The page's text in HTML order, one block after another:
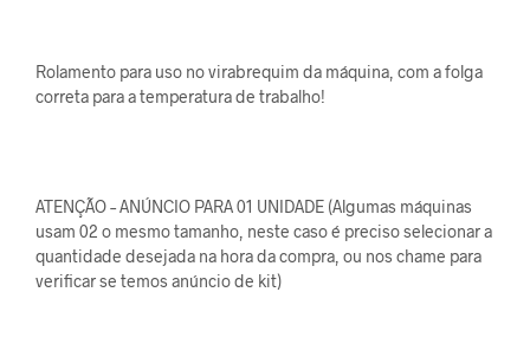
Rolamento para uso no virabrequim da máquina, com a folga
correta para a temperatura de trabalho!
ATENÇÃO – ANÚNCIO PARA 01 UNIDADE (Algumas máquinas
usam 02 o mesmo tamanho, neste caso é preciso selecionar a
quantidade desejada na hora da compra, ou nos chame para
verificar se temos anúncio de kit)